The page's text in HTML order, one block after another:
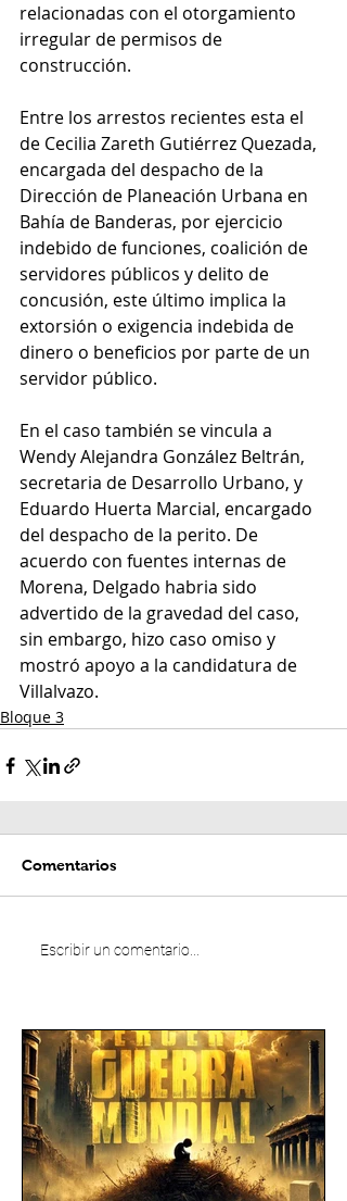
relacionadas con el otorgamiento
irregular de permisos de
construcción.
Entre los arrestos recientes esta el
de Cecilia Zareth Gutiérrez Quezada,
encargada del despacho de la
Dirección de Planeación Urbana en
Bahía de Banderas, por ejercicio
indebido de funciones, coalición de
servidores públicos y delito de
concusión, este último implica la
extorsión o exigencia indebida de
dinero o beneficios por parte de un
servidor público.
En el caso también se vincula a
Wendy Alejandra González Beltrán,
secretaria de Desarrollo Urbano, y
Eduardo Huerta Marcial, encargado
del despacho de la perito. De
acuerdo con fuentes internas de
Morena, Delgado habria sido
advertido de la gravedad del caso,
sin embargo, hizo caso omiso y
mostró apoyo a la candidatura de
Villalvazo.
Bloque 3
Comentarios
Escribir un comentario...